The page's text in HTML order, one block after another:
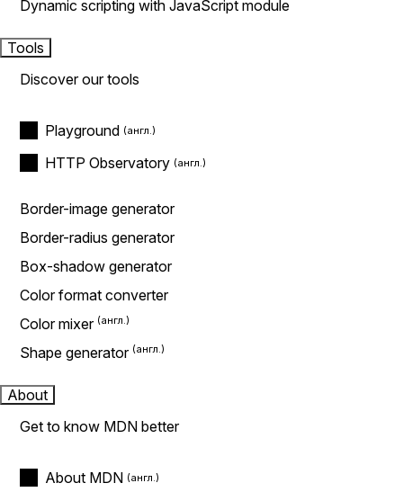
Dynamic scripting with JavaScript module
Tools
Discover our tools
Playground
HTTP Observatory
Border-image generator
Border-radius generator
Box-shadow generator
Color format converter
Color mixer
Shape generator
About
Get to know MDN better
About MDN